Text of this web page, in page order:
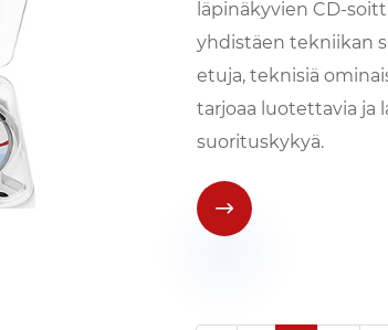
läpinäkyvien CD-
yhdistäen tekniikan
etuja, teknisiä
tarjoaa luotettavia ja
suorituskykyä.
